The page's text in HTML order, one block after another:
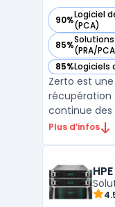
90%Logiciel
(PCA)
— voir Zerto
85%Solutions
(PRA/
— voir Zerto
85%Logiciels
— voir Zerto
Zerto est
récupération
continue des
entreprises
protection
disponibilité
Plus d’infos